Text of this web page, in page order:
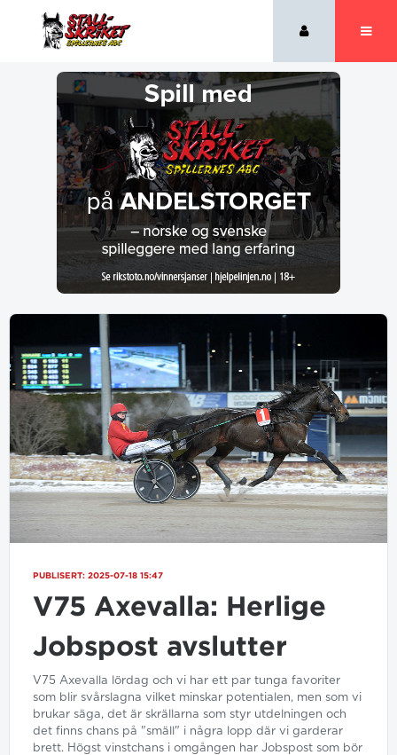
PUBLISERT: 2025-07-18 15:47
V75 Axevalla: Herlige
Jobspost avslutter
V75 Axevalla lördag och vi har ett par tunga favoriter
som blir svårslagna vilket minskar potentialen, men som vi
brukar säga, det är skrällarna som styr utdelningen och
det finns chans på "smäll" i några lopp där vi garderar
brett. Högst vinstchans i omgången har Jobspost som bör